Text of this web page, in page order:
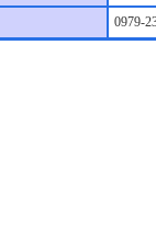
0979-